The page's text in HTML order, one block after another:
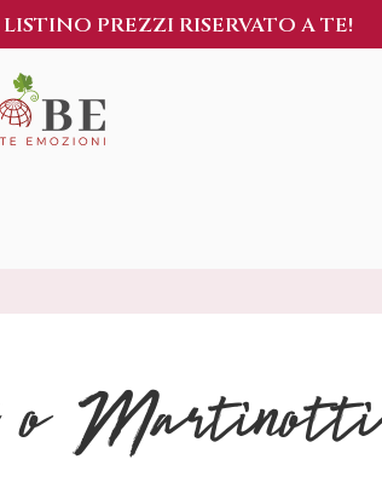
LISTINO PREZZI RISERVATO A TE!
o Martinotti